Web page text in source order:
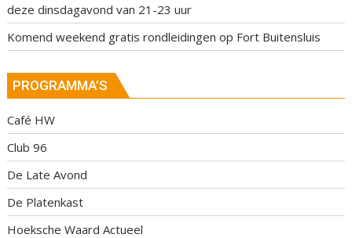
deze dinsdagavond van 21-23 uur
Komend weekend gratis rondleidingen op Fort Buitensluis
PROGRAMMA’S
Café HW
Club 96
De Late Avond
De Platenkast
Hoeksche Waard Actueel